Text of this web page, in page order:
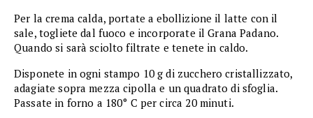
Per la crema calda, portate a ebollizione il latte con il
sale, togliete dal fuoco e incorporate il Grana Padano.
Quando si sarà sciolto filtrate e tenete in caldo.
Disponete in ogni stampo 10 g di zucchero cristallizzato,
adagiate sopra mezza cipolla e un quadrato di sfoglia.
Passate in forno a 180° C per circa 20 minuti.